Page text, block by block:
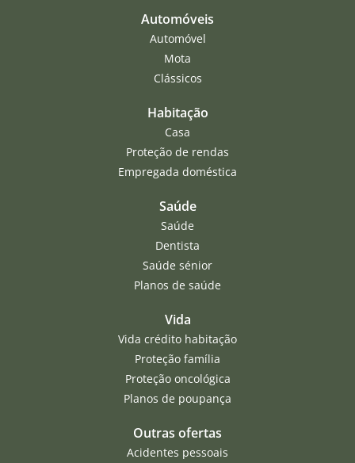
Automóveis
Automóvel
Mota
Clássicos
Habitação
Casa
Proteção de rendas
Empregada doméstica
Saúde
Saúde
Dentista
Saúde sénior
Planos de saúde
Vida
Vida crédito habitação
Proteção família
Proteção oncológica
Planos de poupança
Outras ofertas
Acidentes pessoais